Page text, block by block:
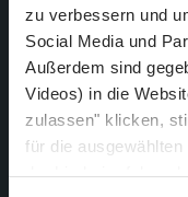
zu verbessern und
Social Media und
Außerdem sind
Videos) in die
zulassen" klicken,
für die
Nur wenige
der Verfolgung zu